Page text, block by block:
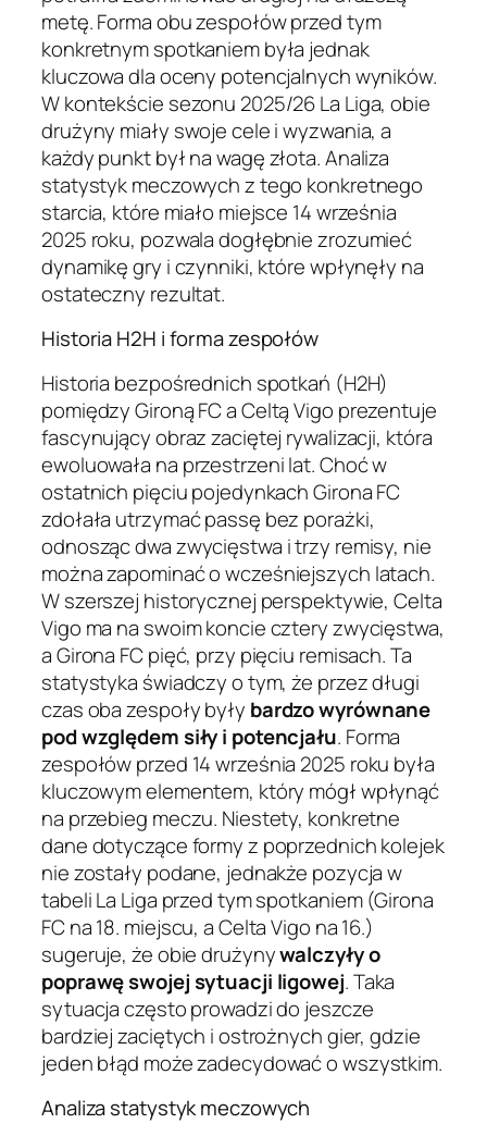
metę. Forma obu zespołów przed tym
konkretnym spotkaniem była jednak
kluczowa dla oceny potencjalnych wyników.
W kontekście sezonu 2025/26 La Liga, obie
drużyny miały swoje cele i wyzwania, a
każdy punkt był na wagę złota. Analiza
statystyk meczowych z tego konkretnego
starcia, które miało miejsce 14 września
2025 roku, pozwala dogłębnie zrozumieć
dynamikę gry i czynniki, które wpłynęły na
ostateczny rezultat.
Historia H2H i forma zespołów
Historia bezpośrednich spotkań (H2H)
pomiędzy Gironą FC a Celtą Vigo prezentuje
fascynujący obraz zaciętej rywalizacji, która
ewoluowała na przestrzeni lat. Choć w
ostatnich pięciu pojedynkach Girona FC
zdołała utrzymać passę bez porażki,
odnosząc dwa zwycięstwa i trzy remisy, nie
można zapominać o wcześniejszych latach.
W szerszej historycznej perspektywie, Celta
Vigo ma na swoim koncie cztery zwycięstwa,
a Girona FC pięć, przy pięciu remisach. Ta
statystyka świadczy o tym, że przez długi
czas oba zespoły były bardzo wyrównane
pod względem siły i potencjału. Forma
zespołów przed 14 września 2025 roku była
kluczowym elementem, który mógł wpłynąć
na przebieg meczu. Niestety, konkretne
dane dotyczące formy z poprzednich kolejek
nie zostały podane, jednakże pozycja w
tabeli La Liga przed tym spotkaniem (Girona
FC na 18. miejscu, a Celta Vigo na 16.)
sugeruje, że obie drużynywalczyły o
poprawę swojej sytuacji ligowej. Taka
sytuacja często prowadzi do jeszcze
bardziej zaciętych i ostrożnych gier, gdzie
jeden błąd może zadecydować o wszystkim.
Analiza statystyk meczowych